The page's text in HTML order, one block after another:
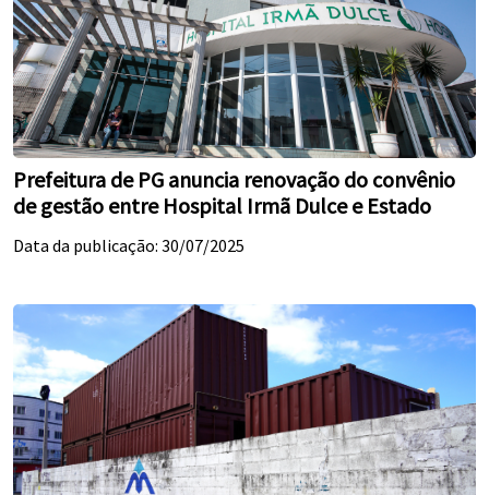
Prefeitura de PG anuncia renovação do convênio
de gestão entre Hospital Irmã Dulce e Estado
Data da publicação: 30/07/2025